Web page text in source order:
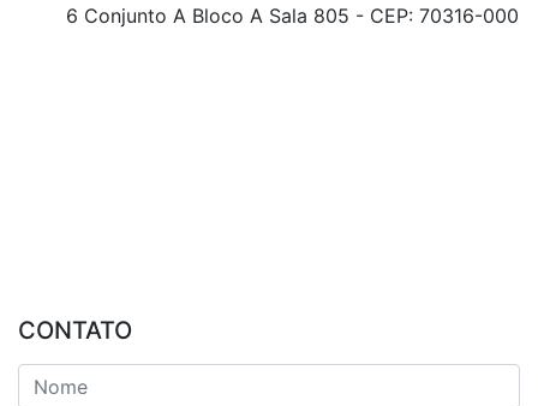
6 Conjunto A Bloco A Sala 805 - CEP: 70316-000
CONTATO